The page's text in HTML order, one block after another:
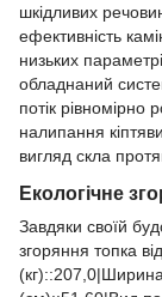
шкідливих
ефективність
низьких
обладнаний
потік рівномірно
налипання
вигляд скла
Екологічне
Завдяки своїй
згоряння топка